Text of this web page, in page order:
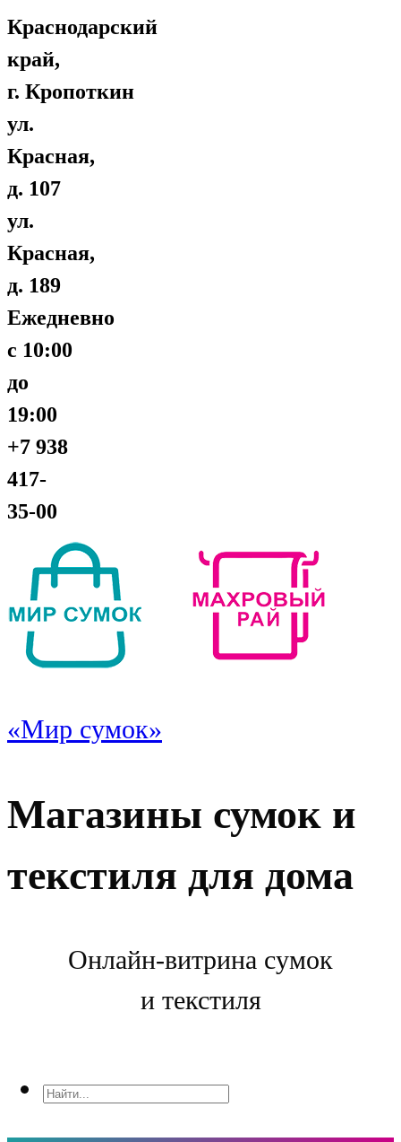
Краснодарский
край,
г. Кропоткин
ул.
Красная,
д. 107
ул.
Красная,
д. 189
Ежедневно
с 10:00
до
19:00
+7 938
417-
35-00
«Мир сумок»
Магазины сумок и
текстиля для дома
Онлайн-витрина сумок
и текстиля